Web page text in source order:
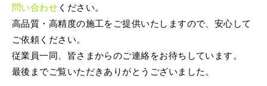
問い合わせ ください。
高品質・高精度の施工をご提供いたしますので、安心して
ご依頼ください。
従業員一同、皆さまからのご連絡をお待ちしています。
最後までご覧いただきありがとうございました。